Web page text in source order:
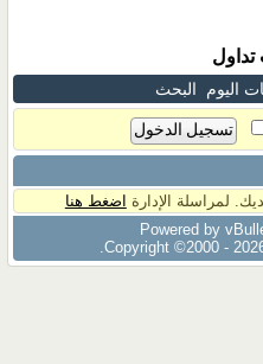
تداول
اليوم البحث
لمراسلة الإدارة اضغط هنا
Powered by
Copyright ©2000 -